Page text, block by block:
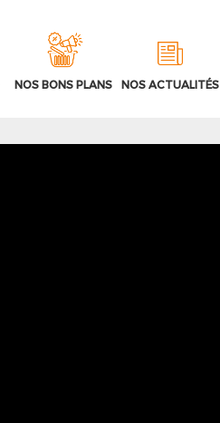
NOS BONS PLANS NOS ACTUALITÉS